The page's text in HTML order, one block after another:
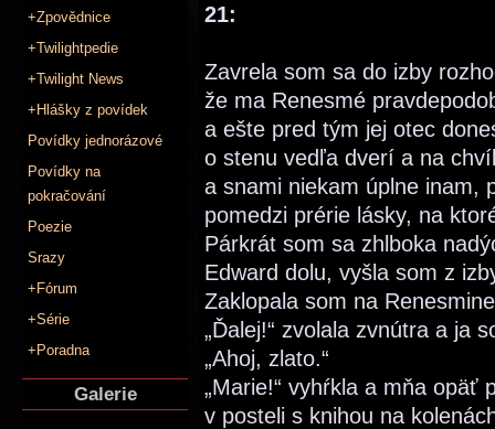
+Zpovědnice
+Twilightpedie
+Twilight News
+Hlášky z povídek
Povídky jednorázové
Povídky na
pokračování
Poezie
Srazy
+Fórum
+Série
+Poradna
Galerie
21:
Zavrela som sa do izby
že ma Renesmé
a ešte pred tým jej otec
o stenu vedľa dverí a na
a snami niekam úplne inam,
pomedzi prérie lásky, na
Párkrát som sa zhlboka
Edward dolu, vyšla som z
Zaklopala som na
„Ďalej!“ zvolala zvnútra a ja
„Ahoj, zlato.“
„Marie!“ vyhŕkla a mňa opäť
v posteli s knihou na